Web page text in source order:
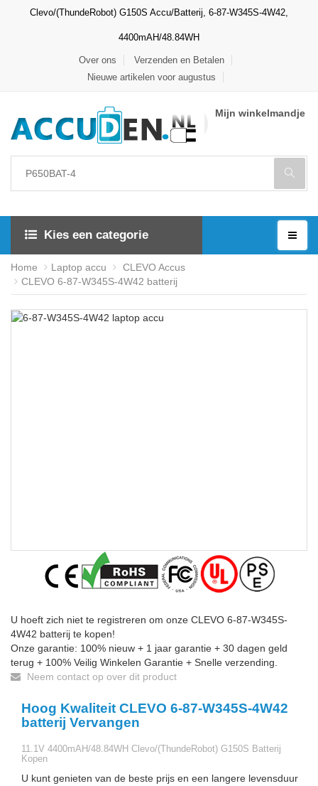
Clevo/(ThundeRobot) G150S Accu/Batterij, 6-87-W345S-4W42,
4400mAH/48.84WH
Over ons
Verzenden en Betalen
Nieuwe artikelen voor augustus
Mijn winkelmandje
Kies een categorie
Home Laptop accu
CLEVO Accus
CLEVO 6-87-W345S-4W42 batterij
U hoeft zich niet te registreren om onze CLEVO 6-87-W345S-
4W42 batterij te kopen!
Onze garantie: 100% nieuw + 1 jaar garantie + 30 dagen geld
terug + 100% Veilig Winkelen Garantie + Snelle verzending.
Neem contact op over dit product
Hoog Kwaliteit CLEVO 6-87-W345S-4W42
batterij Vervangen
11.1V 4400mAH/48.84WH Clevo/(ThundeRobot) G150S Batterij
Kopen
U kunt genieten van de beste prijs en een langere levensduur